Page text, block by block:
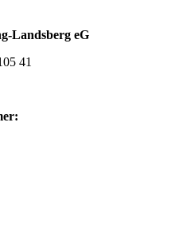
Landsberg eG
41